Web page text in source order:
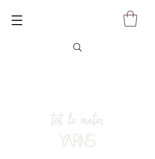
tôt le matin
YARNS